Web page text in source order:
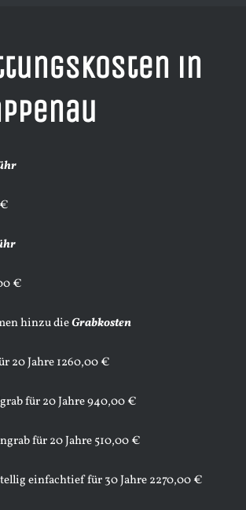
in
€
hinzu dieGrabkosten
20 Jahre 1260,00 €
für 20 Jahre 940,00 €
für 20 Jahre 510,00 €
einfachtief für 30 Jahre 2270,00 €